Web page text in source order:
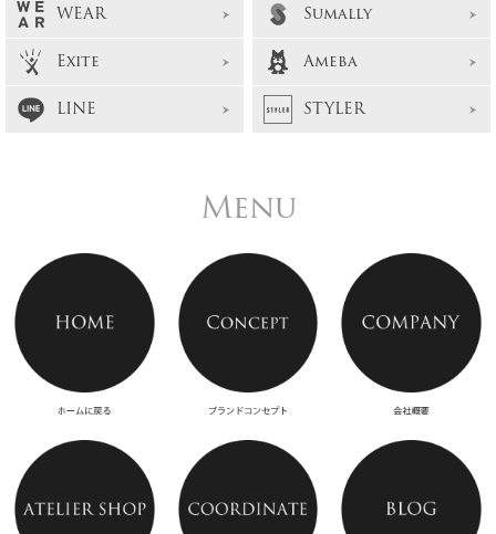
WEAR
Sumally
Exite
Ameba
LINE
STYLER
Menu